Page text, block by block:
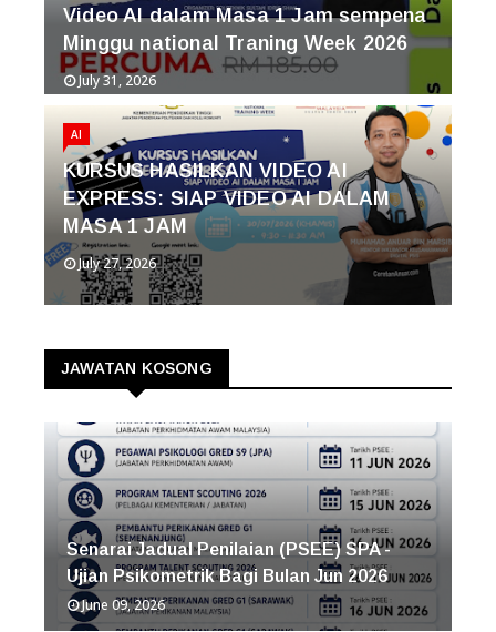
Video AI dalam Masa 1 Jam sempena
Minggu national Traning Week 2026
July 31, 2026
AI
KURSUS HASILKAN VIDEO AI
EXPRESS: SIAP VIDEO AI DALAM
MASA 1 JAM
July 27, 2026
JAWATAN KOSONG
Senarai Jadual Penilaian (PSEE) SPA -
Ujian Psikometrik Bagi Bulan Jun 2026
June 09, 2026